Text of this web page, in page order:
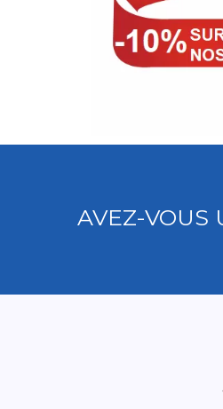
AVEZ-VOUS